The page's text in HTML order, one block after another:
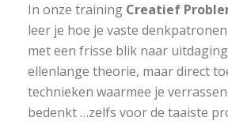
In onze training Creatief
leer je hoe je vaste
met een frisse blik naar
ellenlange theorie, maar direct
technieken waarmee je
bedenkt …zelfs voor de taaiste